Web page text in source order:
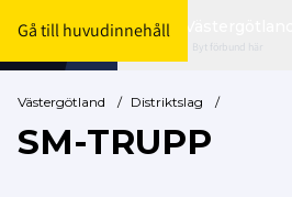
Gå till huvudinnehåll
Byt förbund här
Västergötland / Distriktslag /
SM-TRUPP